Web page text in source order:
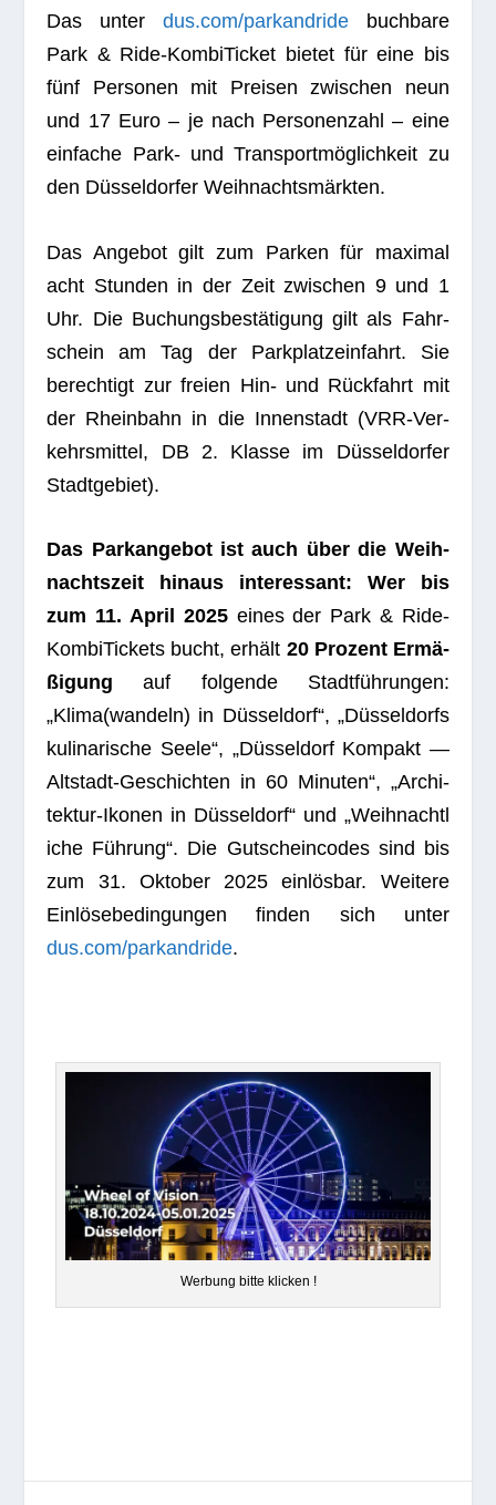
Das unter dus.com/parkandridebuch­bare
Park & Ride-Kom­bi­Ti­cket bie­tet für eine bis
fünf Per­so­nen mit Prei­sen zwi­schen neun
und 17 Euro – je nach Per­so­nen­zahl – eine
ein­fa­che Park- und Trans­port­mög­lich­keit zu
den Düs­sel­dor­fer Weihnachtsmärkten.
Das Ange­bot gilt zum Par­ken für maxi­mal
acht Stun­den in der Zeit zwi­schen 9 und 1
Uhr. Die Buchungs­be­stä­ti­gung gilt als Fahr­
schein am Tag der Park­platz­ein­fahrt. Sie
berech­tigt zur freien Hin- und Rück­fahrt mit
der Rhein­bahn in die Innen­stadt (VRR-Ver­
kehrs­mit­tel, DB 2. Klasse im Düs­sel­dor­fer
Stadtgebiet).
Das Park­an­ge­bot ist auch über die Weih­
nachts­zeit hin­aus inter­es­sant: Wer bis
zum 11. April 2025eines der Park & Ride-
Kom­bi­Ti­ckets bucht, erhält 20 Pro­zent Ermä­
ßi­gung auf fol­gende Stadt­füh­run­gen:
„Klima(wandeln) in Düs­sel­dorf“, „Düs­sel­dorfs
kuli­na­ri­sche Seele“, „Düs­sel­dorf Kom­pakt —
Alt­stadt-Geschich­ten in 60 Minu­ten“, „Archi­
tek­tur-Iko­nen in Düs­sel­dorf“ und „Weih­nacht­l
i­che Füh­rung“. Die Gut­schein­codes sind bis
zum 31. Okto­ber 2025 ein­lös­bar. Wei­tere
Ein­lö­se­be­din­gun­gen fin­den sich unter
dus.com/parkandride.
Wer­bung bitte klicken !